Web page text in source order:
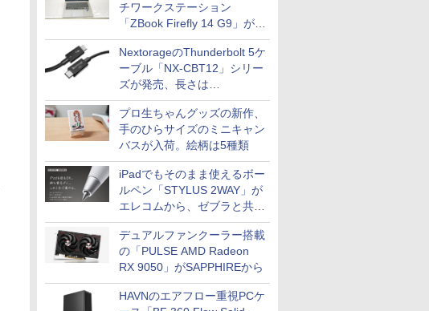
チワークステーション
「ZBook Firefly 14 G9」が
79,800円！秋葉原で中古PC
セール
NextorageのThunderbolt 5ケ
ーブル「NX-CBT12」シリー
ズが発売、長さは
30cm/50cm/1mの3種類
プロ生ちゃんグッズの新作、
手のひらサイズのミニキャン
バスが入荷。絵柄は5種類
iPadでもそのまま使えるボー
ルペン「STYLUS 2WAY」が
エレコムから、ゼブラと共同
開発
デュアルファンクーラー搭載
の「PULSE AMD Radeon
RX 9050」がSAPPHIREから
HAVNのエアフロー重視PCケ